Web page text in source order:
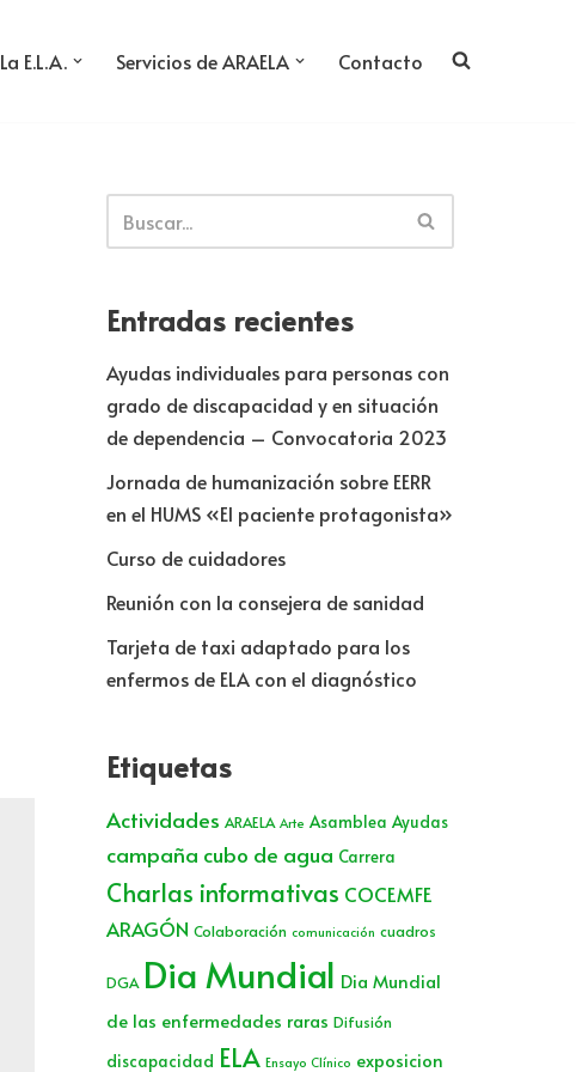
La E.L.A. Servicios de ARAELA Contacto
Entradas recientes
Ayudas individuales para personas con
grado de discapacidad y en situación
de dependencia – Convocatoria 2023
Jornada de humanización sobre EERR
en el HUMS «El paciente protagonista»
Curso de cuidadores
Reunión con la consejera de sanidad
Tarjeta de taxi adaptado para los
enfermos de ELA con el diagnóstico
Etiquetas
Actividades ARAELA Arte Asamblea Ayudas
campaña cubo de agua Carrera
Charlas informativas COCEMFE
ARAGÓN Colaboración comunicación cuadros
DGA Dia Mundial Dia Mundial
de las enfermedades raras Difusión
discapacidad ELA Ensayo Clínico exposicion